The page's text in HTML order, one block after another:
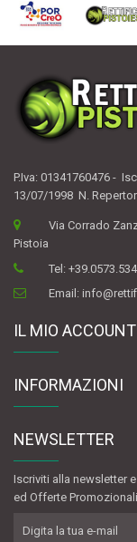
P.Iva: 01341760476 -
13/07/1998 N.
Via Corrado
Pistoia
Tel:
Email:
IL MIO ACCOUNT
INFORMAZIONI
NEWSLETTER
Iscriviti alla newsletter
ed Offerte Promozionali